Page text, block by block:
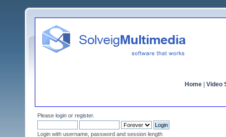
Home Video
Please login or register.
Login with username, password and session length